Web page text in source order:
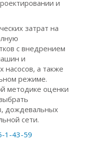
и
затрат на
с внедрением
и
насосов, а также
режиме.
методике оценки
дождевальных
сети.
1-43-59